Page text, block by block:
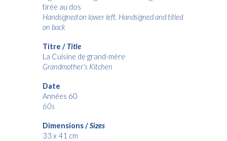
tirée au dos
Handsigned on lower left. Handsigned and titled
on back
Titre / Title
La Cuisine de grand-mère
Grandmother's Kitchen
Date
Années 60
60s
Dimensions /Sizes
33 x 41 cm